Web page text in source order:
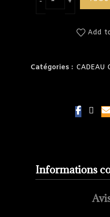
Add
Catégories : CADEAU
Informations